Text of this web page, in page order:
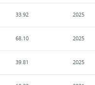
2025
33.92
2025
68.10
2025
39.81